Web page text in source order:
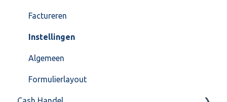
Factureren
Instellingen
Algemeen
Formulierlayout